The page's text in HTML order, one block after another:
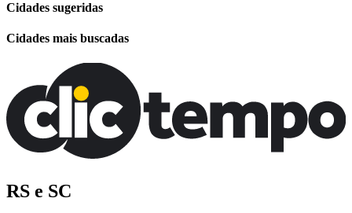
Cidades sugeridas
Cidades mais buscadas
RS e SC